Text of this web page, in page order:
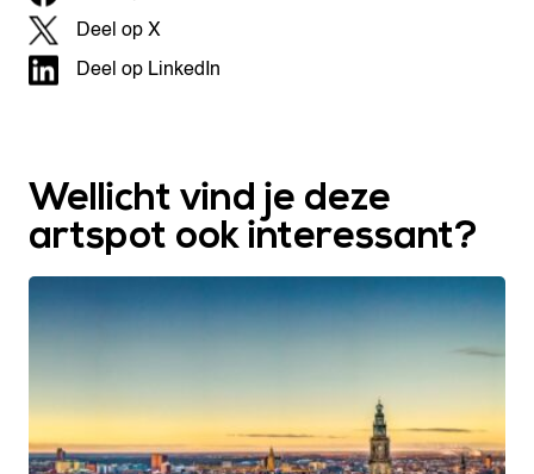
Deel op X
Deel op LinkedIn
Wellicht vind je deze
artspot ook interessant?